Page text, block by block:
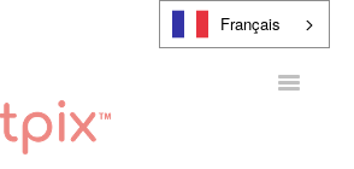
Français
Toggle